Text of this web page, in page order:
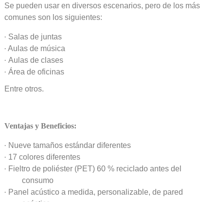
Se pueden usar en diversos escenarios, pero de los más
comunes son los siguientes:
· Salas de juntas
· Aulas de música
·Aulas de clases
· Área de oficinas
Entre otros.
Ventajas y Beneficios:
· Nueve tamaños estándar diferentes
· 17 colores diferentes
· Fieltro de poliéster (PET) 60 % reciclado antes del
consumo
· Panel acústico a medida, personalizable, de pared